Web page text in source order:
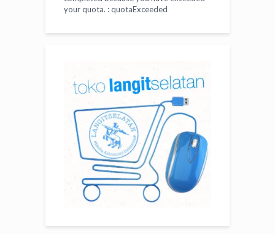
yourquota. : quotaExceeded